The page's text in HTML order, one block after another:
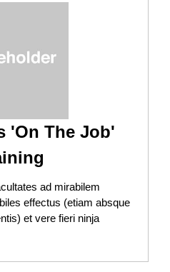
'On The Job'
ad mirabilem
effectus (etiam absque
et vere fieri ninja